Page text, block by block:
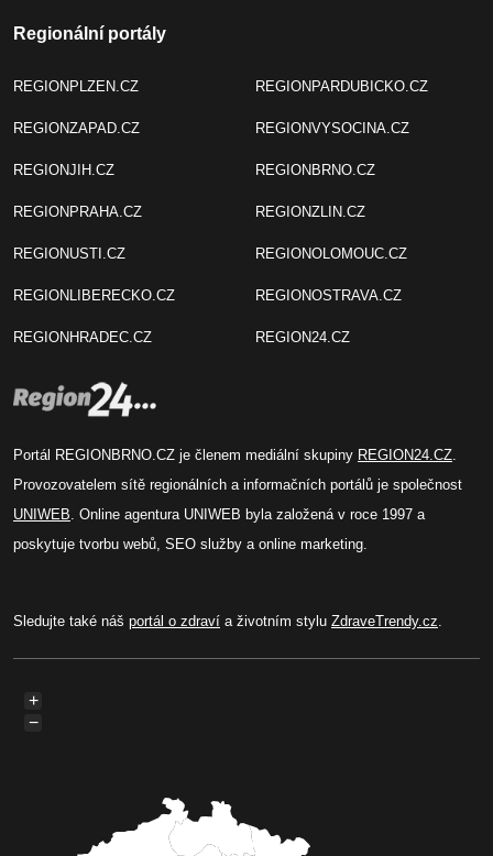
Regionální portály
REGIONPLZEN.CZ
REGIONZAPAD.CZ
REGIONJIH.CZ
REGIONPRAHA.CZ
REGIONUSTI.CZ
REGIONLIBERECKO.CZ
REGIONHRADEC.CZ
REGIONPARDUBICKO.CZ
REGIONVYSOCINA.CZ
REGIONBRNO.CZ
REGIONZLIN.CZ
REGIONOLOMOUC.CZ
REGIONOSTRAVA.CZ
REGION24.CZ
Portál REGIONBRNO.CZ je členem mediální skupiny REGION24.CZ.
Provozovatelem sítě regionálních a informačních portálů je společnost
UNIWEB. Online agentura UNIWEB byla založená v roce 1997 a
poskytuje tvorbu webů, SEO služby a online marketing.
Sledujte také náš portál o zdraví a životním stylu ZdraveTrendy.cz.
+
−